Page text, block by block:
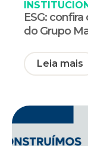
ESG:
do Grupo
Leia mais